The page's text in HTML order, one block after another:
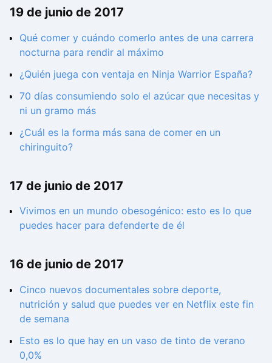
19 de junio de 2017
Qué comer y cuándo comerlo antes de una carrera
nocturna para rendir al máximo
¿Quién juega con ventaja en Ninja Warrior España?
70 días consumiendo solo el azúcar que necesitas y
ni un gramo más
¿Cuál es la forma más sana de comer en un
chiringuito?
17 de junio de 2017
Vivimos en un mundo obesogénico: esto es lo que
puedes hacer para defenderte de él
16 de junio de 2017
Cinco nuevos documentales sobre deporte,
nutrición y salud que puedes ver en Netflix este fin
de semana
Esto es lo que hay en un vaso de tinto de verano
0,0%